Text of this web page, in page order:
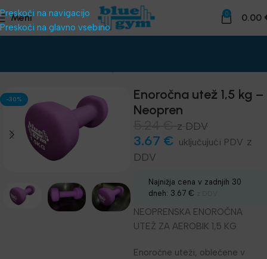
Preskoči na navigacijo
Preskoči na glavno vsebino
Meni 0 0.00
-30%
Enoročna utež 1,5 kg –
Neopren
z DDV
3.67 €
z
DDV
Najnižja cena v zadnjih 30
dneh: 3.67 €
NEOPRENSKA ENOROČNA
UTEŽ ZA AEROBIK 1,5 KG
Enoročne uteži, oblečene v